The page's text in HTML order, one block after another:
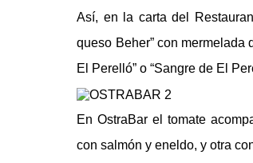
Así, en la carta del
queso Beher” con mermelada
El Perelló” o “Sangre de El
En OstraBar el tomate
con salmón y eneldo, y otra